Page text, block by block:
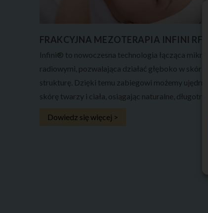
FRAKCYJNA MEZOTERAPIA INFINI RF
Infini® to nowoczesna technologia łącząca
radiowymi, pozwalająca działać głęboko w
strukturę. Dzięki temu zabiegowi możemy
skórę twarzy i ciała, osiągając naturalne,
Dowiedz się więcej >